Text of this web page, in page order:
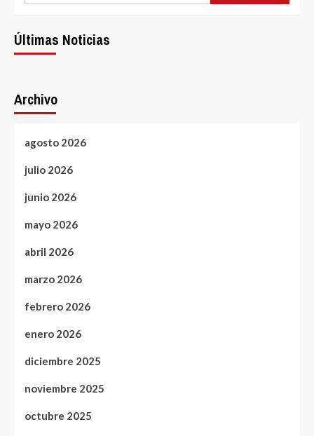
Últimas Noticias
Archivo
agosto 2026
julio 2026
junio 2026
mayo 2026
abril 2026
marzo 2026
febrero 2026
enero 2026
diciembre 2025
noviembre 2025
octubre 2025